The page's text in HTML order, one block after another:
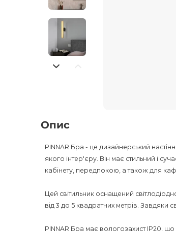
Опис
PINNAR Бра - це дизайнерський
якого інтер'єру. Він має стильний і
кабінету, передпокою, а також для
Цей світильник оснащений
від 3 до 5 квадратних метрів. Завдяки
PINNAR Бра має вологозахист IP20,